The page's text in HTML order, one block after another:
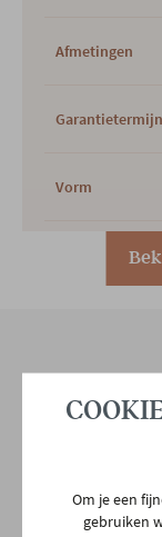
Afmetingen
Garantietermijn
Vorm
Hoofdkleur
Aantal colli's
Om je een
gebruiken